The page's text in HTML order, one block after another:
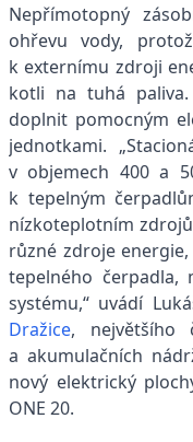
Nepřímotopný
ohřevu vody,
k externímu zdroji
kotli na tuhá
doplnit pomocným
jednotkami.
v objemech 400 a
k tepelným
nízkoteplotním
různé zdroje
tepelného čerpadla,
systému,“ uvádí
Dražice, největšího
a akumulačních
nový elektrický
ONE 20.